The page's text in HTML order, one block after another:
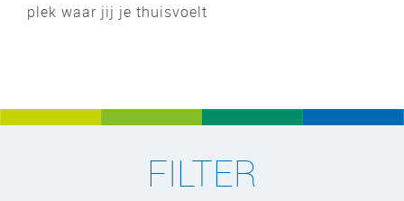
plek waar jij je thuisvoelt
FILTER